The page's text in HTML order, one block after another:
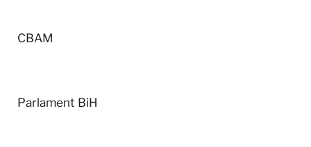
CBAM
Parlament BiH